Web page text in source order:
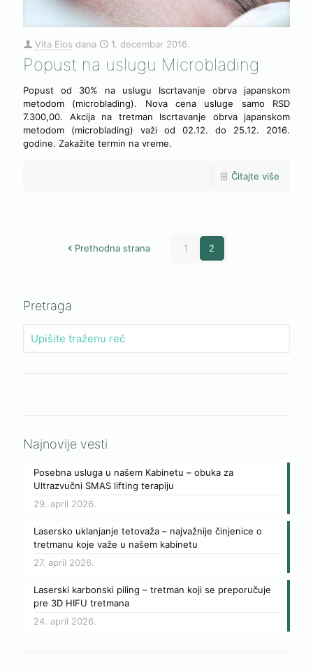
Vita Elos dana 1. decembar 2016.
Popust na uslugu Microblading
Popust od 30% na uslugu Iscrtavanje obrva japanskom
metodom (microblading). Nova cena usluge samo RSD
7.300,00. Akcija na tretman Iscrtavanje obrva japanskom
metodom (microblading) važi od 02.12. do 25.12. 2016.
godine. Zakažite termin na vreme.
Čitajte više
Prethodna strana 1 2
Pretraga
Najnovije vesti
Posebna usluga u našem Kabinetu – obuka za
Ultrazvučni SMAS lifting terapiju
29. april 2026.
Lasersko uklanjanje tetovaža – najvažnije činjenice o
tretmanu koje važe u našem kabinetu
27. april 2026.
Laserski karbonski piling – tretman koji se preporučuje
pre 3D HIFU tretmana
24. april 2026.